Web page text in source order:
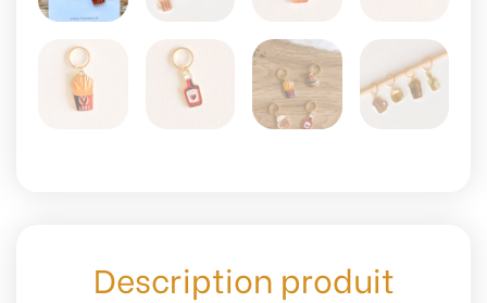
Description produit